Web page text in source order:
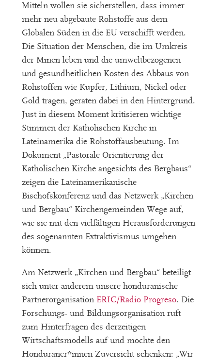
Mitteln wollen sie sicherstellen, dass immer
mehr neu abgebaute Rohstoffe aus dem
Globalen Süden in die EU verschifft werden.
Die Situation der Menschen, die im Umkreis
der Minen leben und die umweltbezogenen
und gesundheitlichen Kosten des Abbaus von
Rohstoffen wie Kupfer, Lithium, Nickel oder
Gold tragen, geraten dabei in den Hintergrund.
Just in diesem Moment kritisieren wichtige
Stimmen der Katholischen Kirche in
Lateinamerika die Rohstoffausbeutung. Im
Dokument „Pastorale Orientierung der
Katholischen Kirche angesichts des Bergbaus“
zeigen die Lateinamerikanische
Bischofskonferenz und das Netzwerk „Kirchen
und Bergbau“ Kirchengemeinden Wege auf,
wie sie mit den vielfältigen Herausforderungen
des sogenannten Extraktivismus umgehen
können.
Am Netzwerk „Kirchen und Bergbau“ beteiligt
sich unter anderem unsere honduranische
Partnerorganisation ERIC/Radio Progreso. Die
Forschungs- und Bildungsorganisation ruft
zum Hinterfragen des derzeitigen
Wirtschaftsmodells auf und möchte den
Honduraner*innen Zuversicht schenken: „Wir